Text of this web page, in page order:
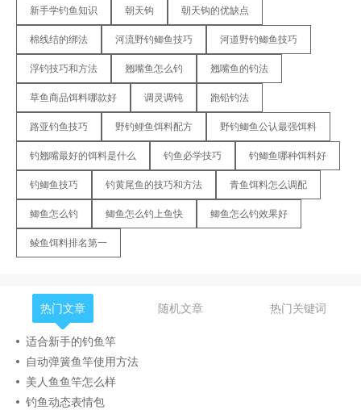
新手学钓鱼知识 朝天钩 朝天钩的优缺点
棉线结的绑法 河流野钓鲫鱼技巧 河道野钓鲫鱼技巧
浮钓技巧和方法 翘嘴鱼怎么钓 翘嘴鱼的钓法
草鱼商品饵料哪款好 调灵调钝 跑铅钓法
路亚钓鱼技巧 野钓鲤鱼饵料配方 野钓鲫鱼公认最强饵料
钓翘嘴最好的饵料是什么 钓鱼必学技巧 钓鲫鱼哪种饵料好
钓鲫鱼技巧 钓黄尾鱼的技巧和方法 青鱼饵料怎么调配
鲫鱼怎么钓 鲫鱼怎么钓上鱼快 鲫鱼怎么钓效果好
鲮鱼饵料排名第一
热门文章 随机文章 热门关键词
适合新手的钓鱼竿
自动弹簧鱼竿使用方法
美人鱼鱼竿怎么样
钓鱼动态表情包